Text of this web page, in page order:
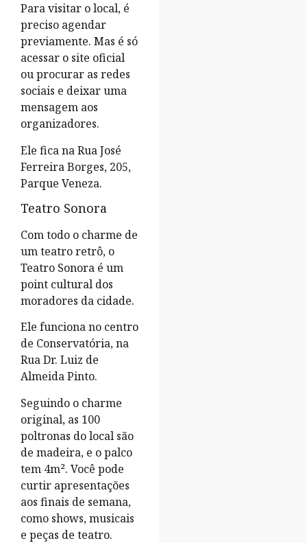
Para visitar o local, é
preciso agendar
previamente. Mas é só
acessar o site oficial
ou procurar as redes
sociais e deixar uma
mensagem aos
organizadores.
Ele fica na Rua José
Ferreira Borges, 205,
Parque Veneza.
Teatro Sonora
Com todo o charme de
um teatro retrô, o
Teatro Sonora é um
point cultural dos
moradores da cidade.
Ele funciona no centro
de Conservatória, na
Rua Dr. Luiz de
Almeida Pinto.
Seguindo o charme
original, as 100
poltronas do local são
de madeira, e o palco
tem 4m². Você pode
curtir apresentações
aos finais de semana,
como shows, musicais
e peças de teatro.